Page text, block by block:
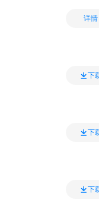
详情
下
下
下